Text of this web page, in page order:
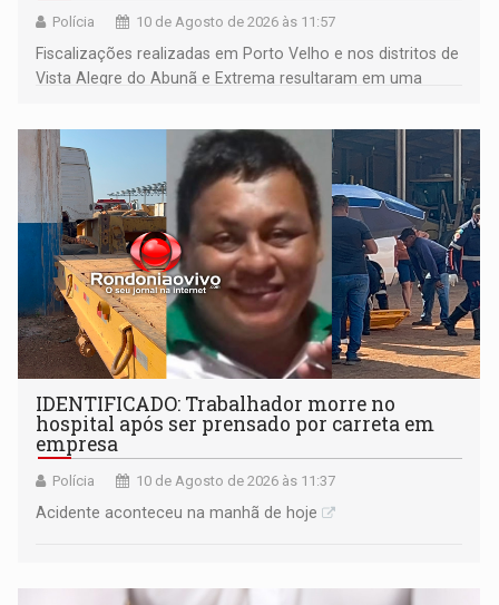
Polícia 10 de Agosto de 2026 às 11:57
Fiscalizações realizadas em Porto Velho e nos distritos de
Vista Alegre do Abunã e Extrema resultaram em uma
com fornecimento irregular
IDENTIFICADO: Trabalhador morre no
hospital após ser prensado por carreta em
empresa
Polícia 10 de Agosto de 2026 às 11:37
Acidente aconteceu na manhã de hoje